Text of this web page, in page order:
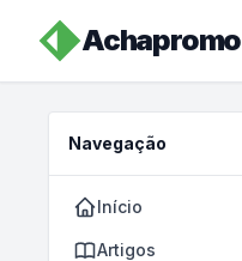
Achapromo
Navegação
Início
Artigos